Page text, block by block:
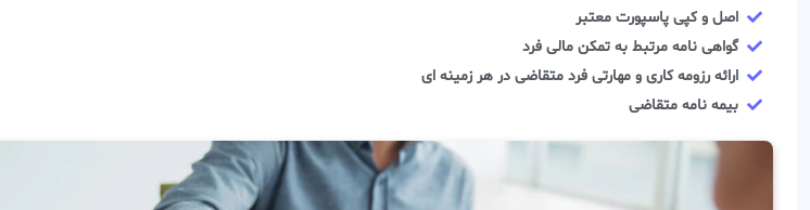
اصل و کپی پاسپورت معتبر
گواهی نامه مرتبط به تمکن مالی فرد
ارائه رزومه کاری و مهارتی فرد متقاضی در هر زمینه ای
بیمه نامه متقاضی